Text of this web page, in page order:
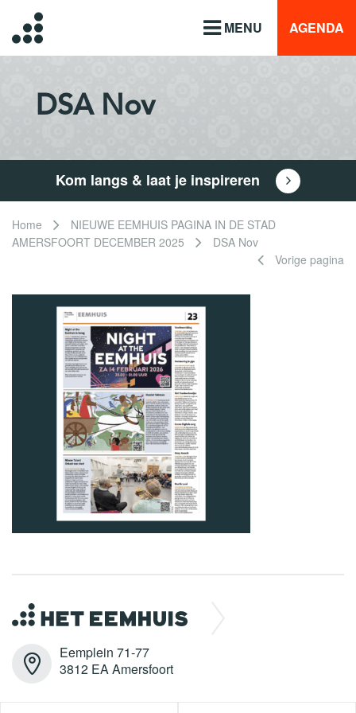
MENU AGENDA
DSA Nov
Kom langs & laat je inspireren
Home
NIEUWE EEMHUIS PAGINA IN DE STAD
AMERSFOORT DECEMBER 2025
DSA Nov
Vorige pagina
Eemplein 71-77
3812 EA Amersfoort